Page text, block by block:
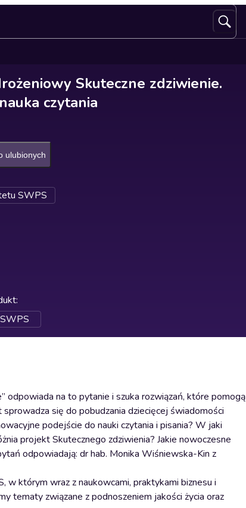
Skuteczne zdziwienie.
czytania
ulubionych
SWPS
:
odpowiada na to pytanie i szuka rozwiązań, które pomogą
się do pobudzania dziecięcej świadomości
podejście do nauki czytania i pisania? W jaki
projekt Skutecznego zdziwienia? Jakie nowoczesne
odpowiadają: dr hab. Monika Wiśniewska-Kin z
w którym wraz z naukowcami, praktykami biznesu i
tematy związane z podnoszeniem jakości życia oraz